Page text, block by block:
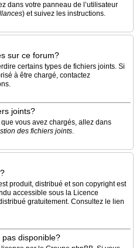
dans votre panneau de l’utilisateur
) et suivez les instructions.
sur ce forum?
certains types de fichiers joints. Si
à être chargé, contactez
joints?
vous avez chargés, allez dans
des fichiers joints.
produit, distribué et son copyright est
accessible sous la Licence
gratuitement. Consultez le lien
pas disponible?